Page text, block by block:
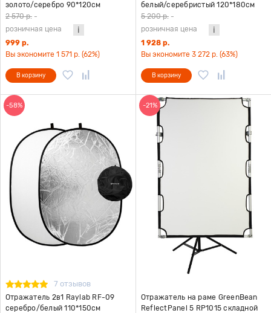
золото/серебро 90*120см
2 570 р. -
розничная цена
999 р.
Вы экономите 1 571 р. (62%)
В корзину
белый/серебристый 120*180см
5 200 р. -
розничная цена
1 928 р.
Вы экономите 3 272 р. (63%)
В корзину
-58%
7 отзывов
Отражатель 2в1 Raylab RF-09
серебро/белый 110*150см
-21%
Отражатель на раме GreenBean
ReflectPanel 5 RP1015 складной